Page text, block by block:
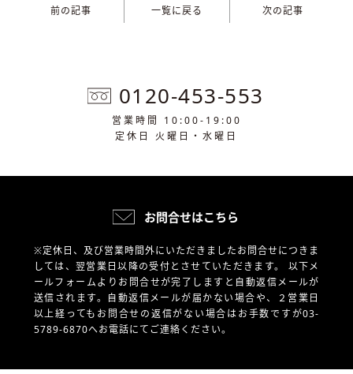
前の記事 一覧に戻る 次の記事
0120-453-553
営業時間 10:00-19:00
定休日 火曜日・水曜日
お問合せはこちら
※定休日、及び営業時間外にいただきましたお問合せにつきま
しては、翌営業日以降の受付とさせていただきます。 以下メ
ールフォームよりお問合せが完了しますと自動返信メールが
送信されます。自動返信メールが届かない場合や、
２営業日
以上経ってもお問合せの返信がない場合はお手数ですが03-
5789-6870へお電話にてご連絡ください。